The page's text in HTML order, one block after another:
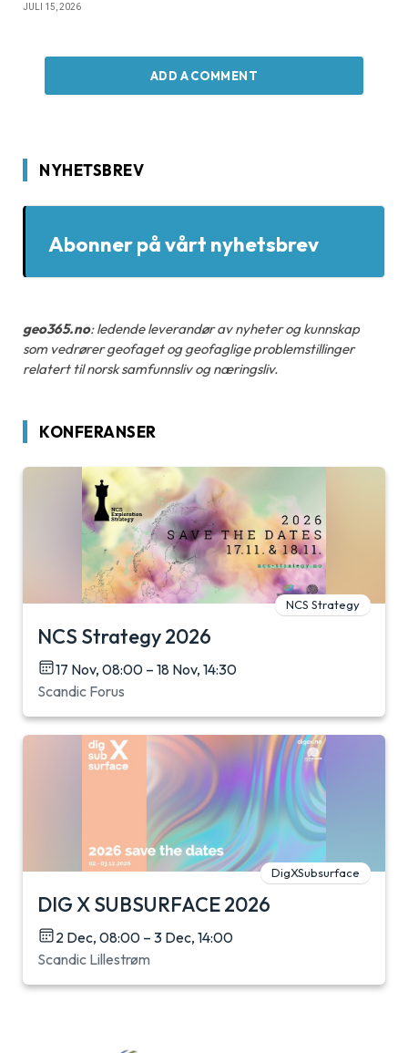
JULI 15, 2026
ADD A COMMENT
NYHETSBREV
Abonner på vårt nyhetsbrev
geo365.no: ledende leverandør av nyheter og kunnskap
som vedrører geofaget og geofaglige problemstillinger
relatert til norsk samfunnsliv og næringsliv.
KONFERANSER
NCS Strategy
NCS Strategy 2026
17 Nov, 08:00 – 18 Nov, 14:30
Scandic Forus
DigXSubsurface
DIG X SUBSURFACE 2026
2 Dec, 08:00 – 3 Dec, 14:00
Scandic Lillestrøm